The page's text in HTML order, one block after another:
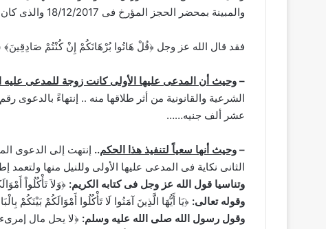
والمبينة بمحضر الحجز المؤرخ فى 18/12/2017 والذى كان مُحدد له جلسة بيع بتاريخ 9/1/2018 أن المدعى لم يقدم ثمة مستندات قاطعة الدلالة تفيد ملكيته للمنقولات المحجوز عليها.
فقد قال الله عز وجل ﴿قُلْ هَاتُوا بُرْهَانَكُمْ إِنْ كُنْتُمْ صَادِقِينَ﴾
– وحيث أن المدعى عليها الأولى كانت زوجة للمدعى عليه
عشر ألف جنيه……
– وحيث أنها سعياً لتنفيذ هذا الحكم.. إنتهت إلى الدعوى
الثانى نكاية فى المدعى عليها الأولى وللنيل منها ولتعمد
وتناسيا قول الله عز وجل فى كتابه الكريم: ﴿وَلاَ تَأْكُلُواْ
وقوله تعالى: ﴿يَا أَيُّهَا الَّذِينَ آمَنُوا لَا تَأْكُلُوا أَمْوَالَكُمْ بَيْنَكُمْ
وقول رسول الله صلى الله عليه وسلم: ﴿لا يحل مال